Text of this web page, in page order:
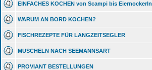
EINFACHES KOCHEN von Scampi bis Eiernockerln
WARUM AN BORD KOCHEN?
FISCHREZEPTE FÜR LANGZEITSEGLER
MUSCHELN NACH SEEMANNSART
PROVIANT BESTELLUNGEN